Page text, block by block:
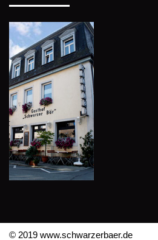
© 2019 www.schwarzerbaer.de